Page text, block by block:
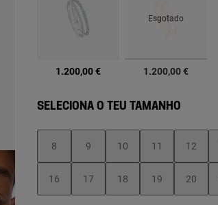
1.200,00 €
Esgotado
selecionado
1.200,00 €
SELECIONA O TEU TAMANHO
8 9 10 11 12
16 17 18 19 20